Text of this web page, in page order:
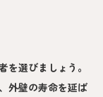
選びましょう。
外壁の寿命を延ば